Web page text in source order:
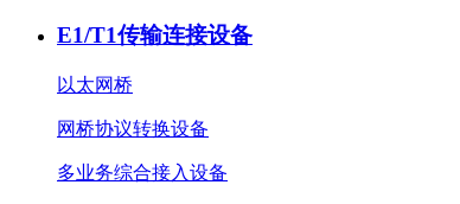
E1/T1传输连接设备
以太网桥
网桥协议转换设备
多业务综合接入设备